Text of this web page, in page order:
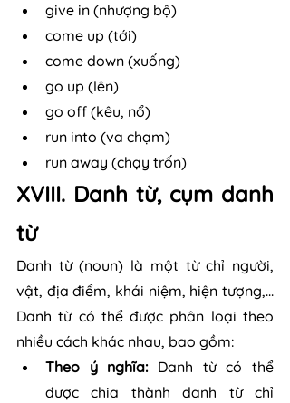
give in (nhượng bộ)
come up (tới)
come down (xuống)
go up (lên)
go off (kêu, nổ)
run into (va chạm)
run away (chạy trốn)
XVIII. Danh từ, cụm danh
từ
Danh từ (noun) là một từ chỉ người,
vật, địa điểm, khái niệm, hiện tượng,...
Danh từ có thể được phân loại theo
nhiều cách khác nhau, bao gồm:
Theo ý nghĩa: Danh từ có thể
được chia thành danh từ chỉ